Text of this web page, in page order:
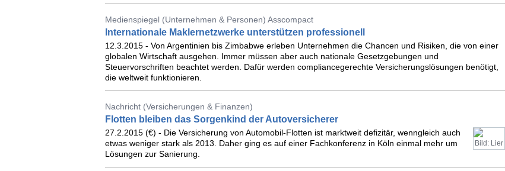
Medienspiegel (Unternehmen & Personen) Asscompact
Internationale Maklernetzwerke unterstützen professionell
12.3.2015 - Von Argentinien bis Zimbabwe erleben Unternehmen die Chancen und Risiken, die von einer
globalen Wirtschaft ausgehen. Immer müssen aber auch nationale Gesetzgebungen und
Steuervorschriften beachtet werden. Dafür werden compliancegerechte Versicherungslösungen benötigt,
die weltweit funktionieren.
Nachricht (Versicherungen & Finanzen)
Flotten bleiben das Sorgenkind der Autoversicherer
Bild: Lier
27.2.2015 (€) - Die Versicherung von Automobil-Flotten ist marktweit defizitär, wenngleich auch
etwas weniger stark als 2013. Daher ging es auf einer Fachkonferenz in Köln einmal mehr um
Lösungen zur Sanierung.